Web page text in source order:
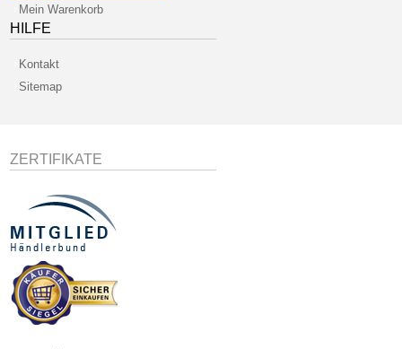
Mein Warenkorb
HILFE
Kontakt
Sitemap
ZERTIFIKATE